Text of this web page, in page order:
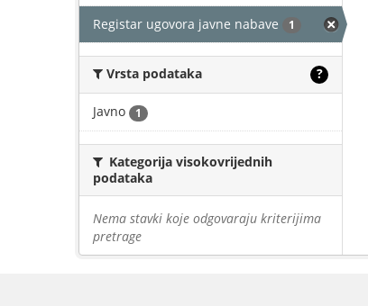
Registar ugovora javne nabave 1
Vrsta podataka ?
Javno 1
Kategorija visokovrijednih
podataka
Nema stavki koje odgovaraju kriterijima
pretrage